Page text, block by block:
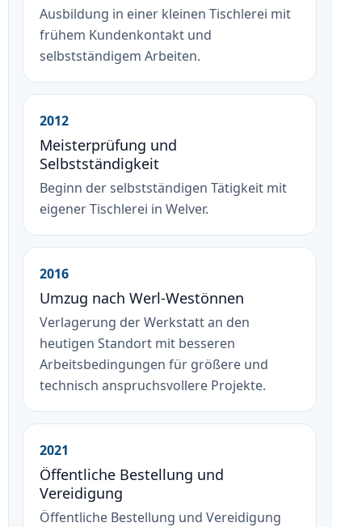
Ausbildung in einer kleinen Tischlerei mit
frühem Kundenkontakt und
selbstständigem Arbeiten.
2012
Meisterprüfung und
Selbstständigkeit
Beginn der selbstständigen Tätigkeit mit
eigener Tischlerei in Welver.
2016
Umzug nach Werl-Westönnen
Verlagerung der Werkstatt an den
heutigen Standort mit besseren
Arbeitsbedingungen für größere und
technisch anspruchsvollere Projekte.
2021
Öffentliche Bestellung und
Vereidigung
Öffentliche Bestellung und Vereidigung